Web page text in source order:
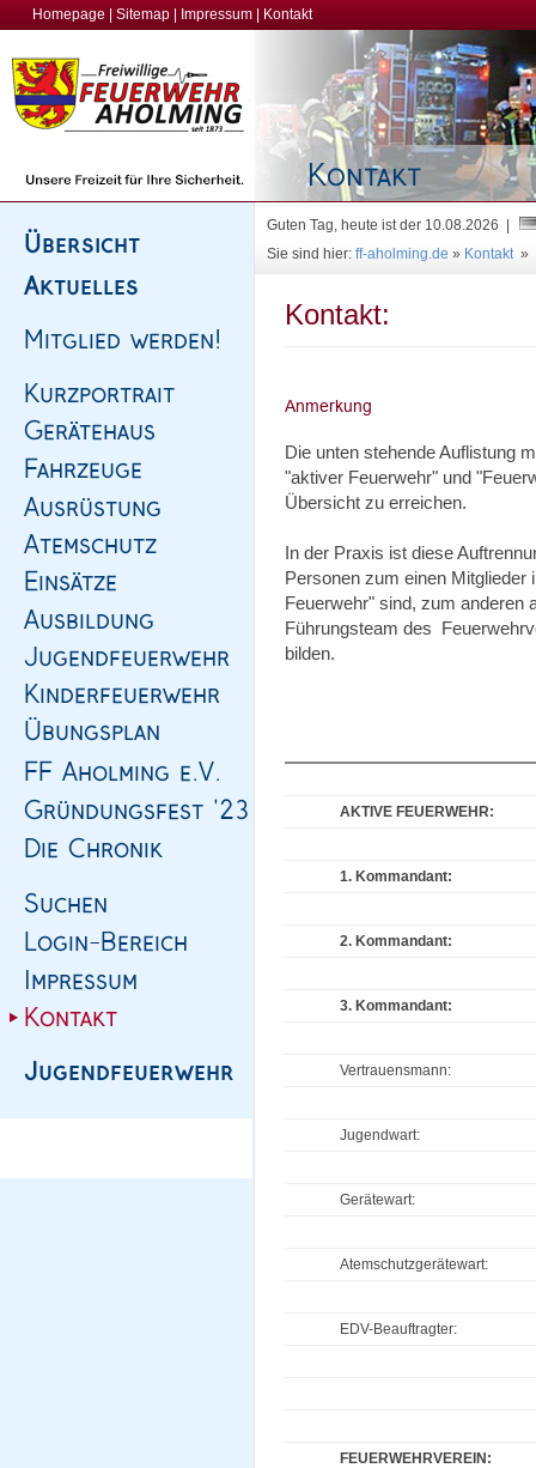
Homepage Sitemap Impressum Kontakt
Guten Tag, heute ist der 10.08.2026 |
Sie sind hier: ff-aholming.de » Kontakt»
Kontakt:
Die unten stehende Auflistung
"aktiver Feuerwehr" und
Übersicht zu erreichen.
In der Praxis ist diese
Personen zum einen Mitglieder
Feuerwehr" sind, zum anderen
Führungsteam des
bilden.
AKTIVE FEUERWEHR:
1. Kommandant:
2. Kommandant:
3. Kommandant:
Vertrauensmann:
Jugendwart:
Gerätewart:
Atemschutzgerätewart:
EDV-Beauftragter:
FEUERWEHRVEREIN: